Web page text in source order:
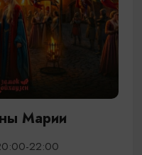
Марии
22:00